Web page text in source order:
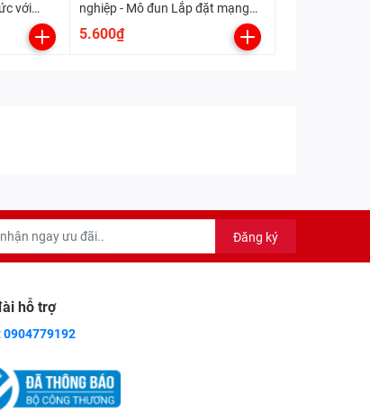
với
nghiệp - Mô đun Lắp đặt mạng
điện trong nhà (Kết nối tri thức
với cuộc sống)
5.600₫
Đăng ký
hỗ trợ
0904779192